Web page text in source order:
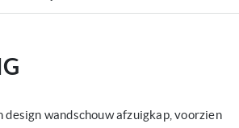
wandschouw afzuigkap, voorzien